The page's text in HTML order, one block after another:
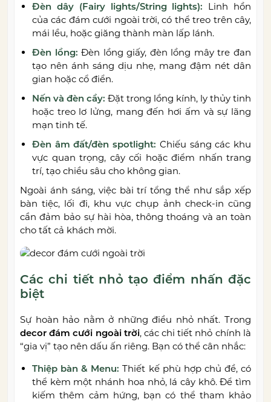
Đèn dây (Fairy lights/String lights): Linh hồn
của các đám cưới ngoài trời, có thể treo trên cây,
mái lều, hoặc giăng thành màn lấp lánh.
Đèn lồng: Đèn lồng giấy, đèn lồng mây tre đan
tạo nên ánh sáng dịu nhẹ, mang đậm nét dân
gian hoặc cổ điển.
Nến và đèn cầy: Đặt trong lồng kính, ly thủy tinh
hoặc treo lơ lửng, mang đến hơi ấm và sự lãng
mạn tinh tế.
Đèn âm đất/đèn spotlight: Chiếu sáng các khu
vực quan trọng, cây cối hoặc điểm nhấn trang
trí, tạo chiều sâu cho không gian.
Ngoài ánh sáng, việc bài trí tổng thể như sắp xếp
bàn tiệc, lối đi, khu vực chụp ảnh check-in cũng
cần đảm bảo sự hài hòa, thông thoáng và an toàn
cho tất cả khách mời.
Các chi tiết nhỏ tạo điểm nhấn đặc
biệt
Sự hoàn hảo nằm ở những điều nhỏ nhất. Trong
decor đám cưới ngoài trời, các chi tiết nhỏ chính là
“gia vị” tạo nên dấu ấn riêng. Bạn có thể cân nhắc:
Thiệp bàn & Menu: Thiết kế phù hợp chủ đề, có
thể kèm một nhánh hoa nhỏ, lá cây khô. Để tìm
kiếm thêm cảm hứng, bạn có thể tham khảo